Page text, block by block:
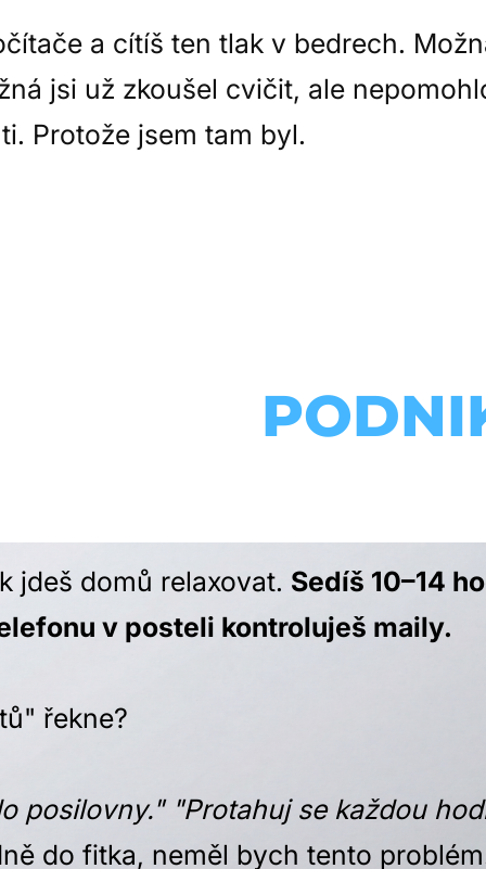
a cítíš ten tlak v bedrech.
jsi už zkoušel cvičit, ale
Protože jsem tam byl.
jdeš domů relaxovat. Sedíš 10–14
v posteli kontroluješ maily.
řekne?
posilovny." "Protahuj se každou
do fitka, neměl bych tento